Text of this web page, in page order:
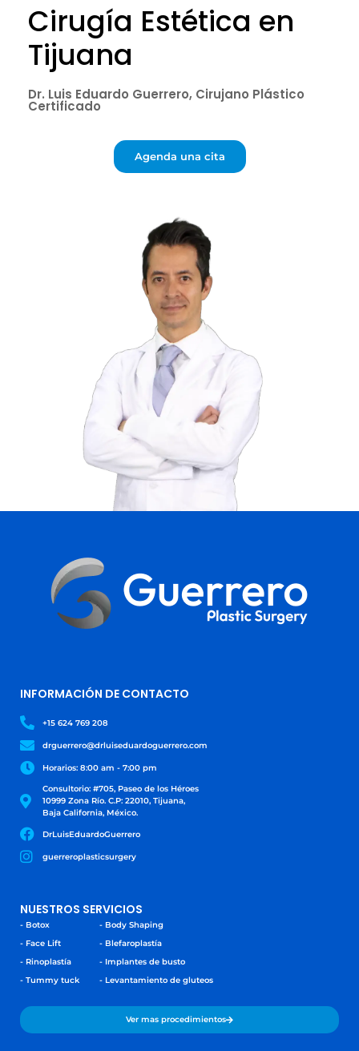
Cirugía Estética en
Tijuana
Dr. Luis Eduardo Guerrero, Cirujano Plástico
Certificado
Agenda una cita
INFORMACIÓN DE CONTACTO
+15 624 769 208
drguerrero@drluiseduardoguerrero.com
Horarios: 8:00 am - 7:00 pm
Consultorio: #705, Paseo de los Héroes
10999 Zona Río. C.P: 22010, Tijuana,
Baja California, México.
DrLuisEduardoGuerrero
guerreroplasticsurgery
NUESTROS SERVICIOS
- Botox
- Face Lift
- Rinoplastía
- Tummy tuck
- Body Shaping
- Blefaroplastía
- Implantes de busto
- Levantamiento de gluteos
Ver mas procedimientos